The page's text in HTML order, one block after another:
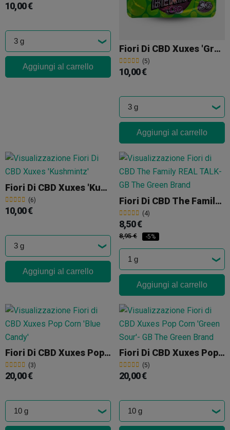
10,00 €
Aggiungi al carrello
Fiori Di CBD Xuxes 'Green Berry'
(5)
10,00 €
Aggiungi al carrello
Fiori Di CBD Xuxes 'Kushmintz'
(6)
10,00 €
Aggiungi al carrello
Fiori Di CBD The Family REAL TALK
(4)
8,50 €
8,95 € -5%
Aggiungi al carrello
Fiori Di CBD Xuxes Pop Corn 'Blue Candy'
(3)
20,00 €
Fiori Di CBD Xuxes Pop Corn 'Green Sour'
(5)
20,00 €